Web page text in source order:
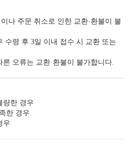
, 바디라인, 색감, 피부 등을 요청에 따
입니다.[자세히 보기]
나 주문 취소로 인한 교환·환불이 불
수령 후 3일 이내 접수 시 교환 또는
오류는 교환·환불이 불가합니다.
량한 경우
한 경우
우